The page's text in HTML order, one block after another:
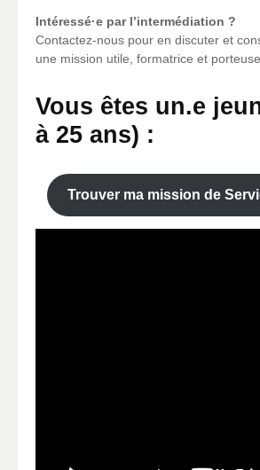
Intéressé·e par l’intermédiation ?
Contactez-nous pour en discuter et
une mission utile, formatrice et
Vous êtes un.e
à 25 ans) :
Trouver ma mission de